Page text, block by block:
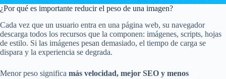
¿Por qué es importante reducir el peso de una imagen?
Cada vez que un usuario entra en una página web, su navegador
descarga todos los recursos que la componen: imágenes, scripts, hojas
de estilo. Si las imágenes pesan demasiado, el tiempo de carga se
dispara y la experiencia se degrada.
Menor peso significa más velocidad, mejor SEO y menos